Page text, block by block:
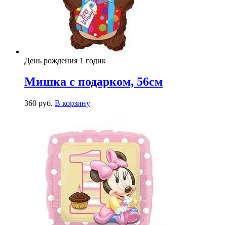
День рождения 1 годик
Мишка с подарком, 56см
360 руб. В корзину